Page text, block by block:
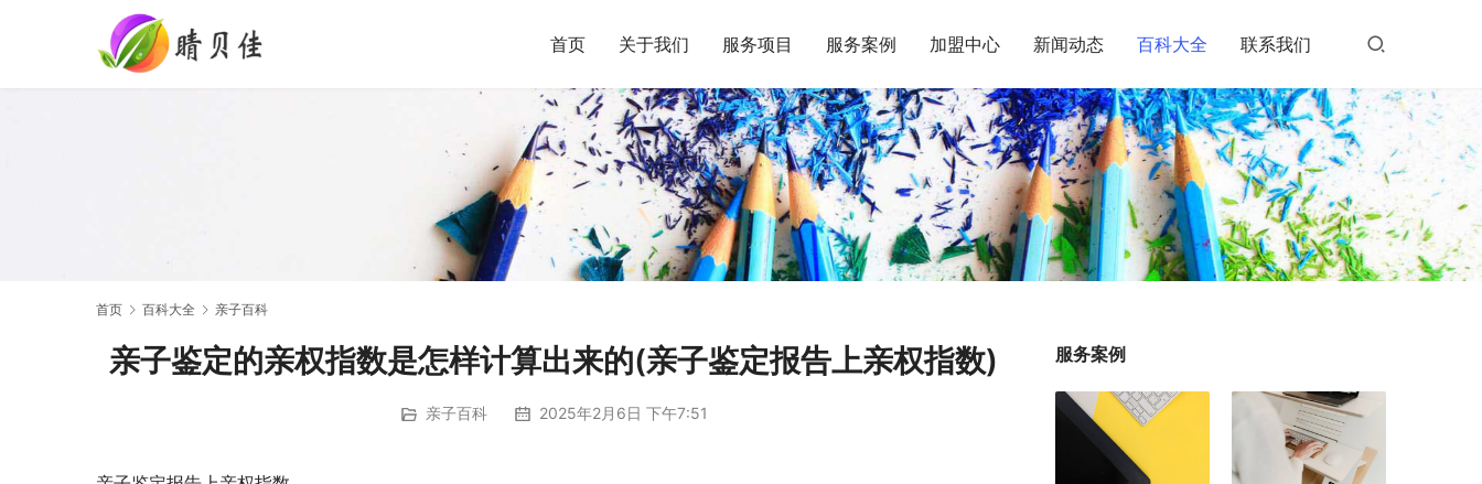
首页 关于我们 服务项目 服务案例 加盟中心 新闻动态 百科大全 联系我们
首页 百科大全 亲子百科
亲子鉴定的亲权指数是怎样计算出来的(亲子鉴定报告上亲权指数)
亲子百科 2025年2月6日 下午7:51
服务案例